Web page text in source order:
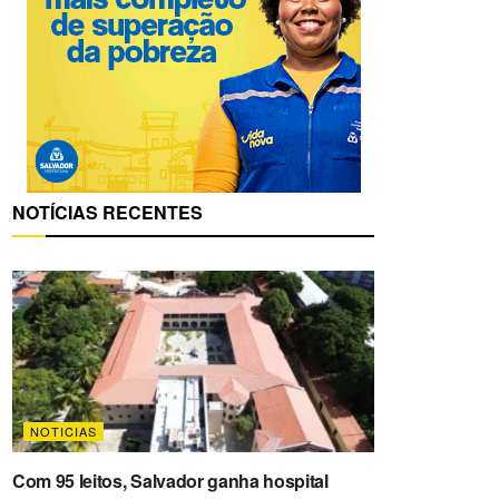
NOTÍCIAS RECENTES
NOTICIAS
Com 95 leitos, Salvador ganha hospital